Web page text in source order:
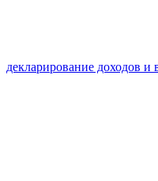
декларирование доходов